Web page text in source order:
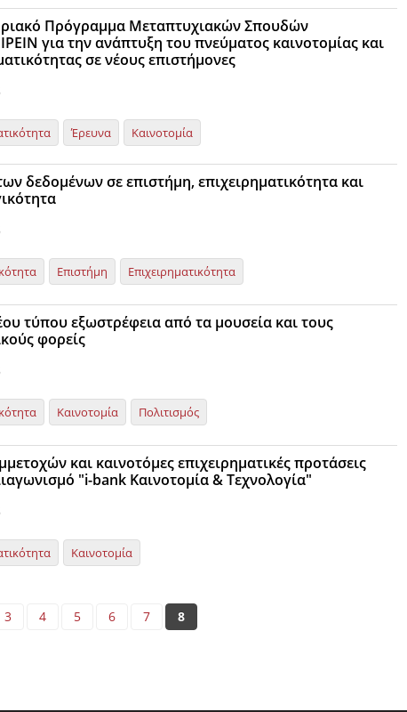
Πρόγραμμα Μεταπτυχιακών Σπουδών
για την ανάπτυξη του πνεύματος καινοτομίας και
σε νέους επιστήμονες
Έρευνα Καινοτομία
δεδομένων σε επιστήμη, επιχειρηματικότητα και
Επιστήμη Επιχειρηματικότητα
τύπου εξωστρέφεια από τα μουσεία και τους
φορείς
Καινοτομία Πολιτισμός
και καινοτόμες επιχειρηματικές προτάσεις
"i-bank Καινοτομία & Τεχνολογία"
Καινοτομία
3 4 5 6 7 8